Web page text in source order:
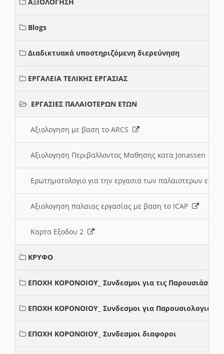
Blogs
Διαδικτυακά υποστηριζόμενη διερεύνηση
ΕΡΓΑΛΕΙΑ ΤΕΛΙΚΗΣ ΕΡΓΑΣΙΑΣ
ΕΡΓΑΣΙΕΣ ΠΑΛΑΙΟΤΕΡΩΝ ΕΤΩΝ
Αξιολογηση με βαση το ARCS
Αξιολογηση Περιβαλλοντος Μαθησης κατα Jonassen
Ερωτηματολογιο για την εργασια των παλαιοτερων
Αξιολογηση παλαιας εργασίας με βαση το ICAP
Καρτα Εξοδου 2
ΚΡΥΦΟ
ΕΠΟΧΗ ΚΟΡΟΝΟΙΟΥ_ Συνδεσμοι για τις Παρουσιάσεις
ΕΠΟΧΗ ΚΟΡΟΝΟΙΟΥ_ Συνδεσμοι για Παρουσιολογια
ΕΠΟΧΗ ΚΟΡΟΝΟΙΟΥ_ Συνδεσμοι διαφοροι